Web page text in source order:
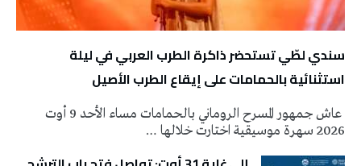
سندي لطّي تستحضر ذاكرة الطرب العربي في ليلة
استثنائية بالحمامات على إيقاع الطرب الأصيل
عاش جمهور المسرح الروماني بالحمامات مساء الأحد 9 أوت
2026 سهرة موسيقية اختارت خلالها …